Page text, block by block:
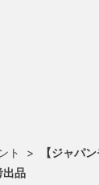
ト >
【ジャパ
出品